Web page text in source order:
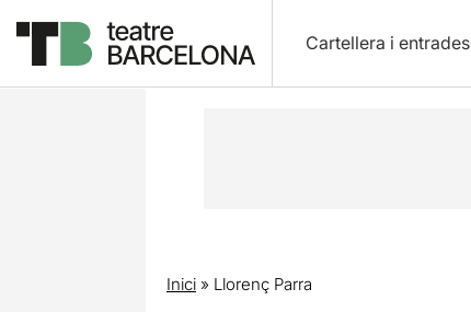
Cartellera i entrades
Inici» Llorenç Parra